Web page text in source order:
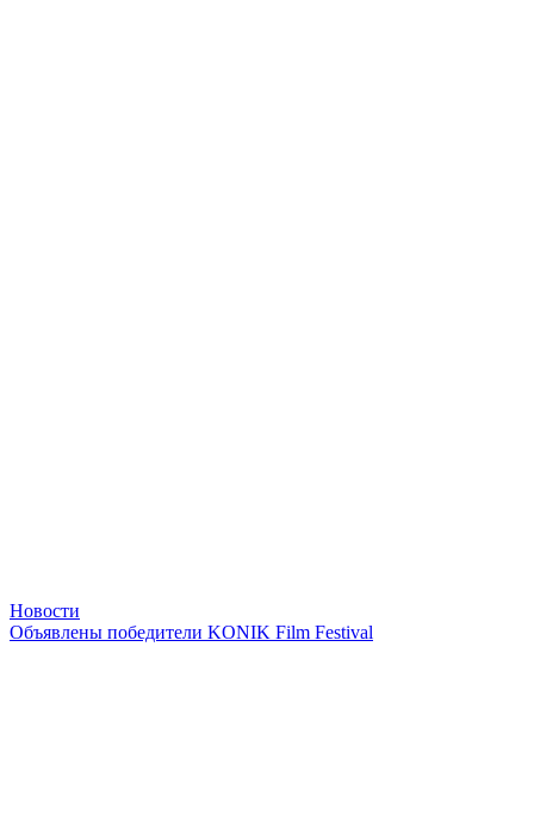
Новости
Объявлены победители KONIK Film Festival